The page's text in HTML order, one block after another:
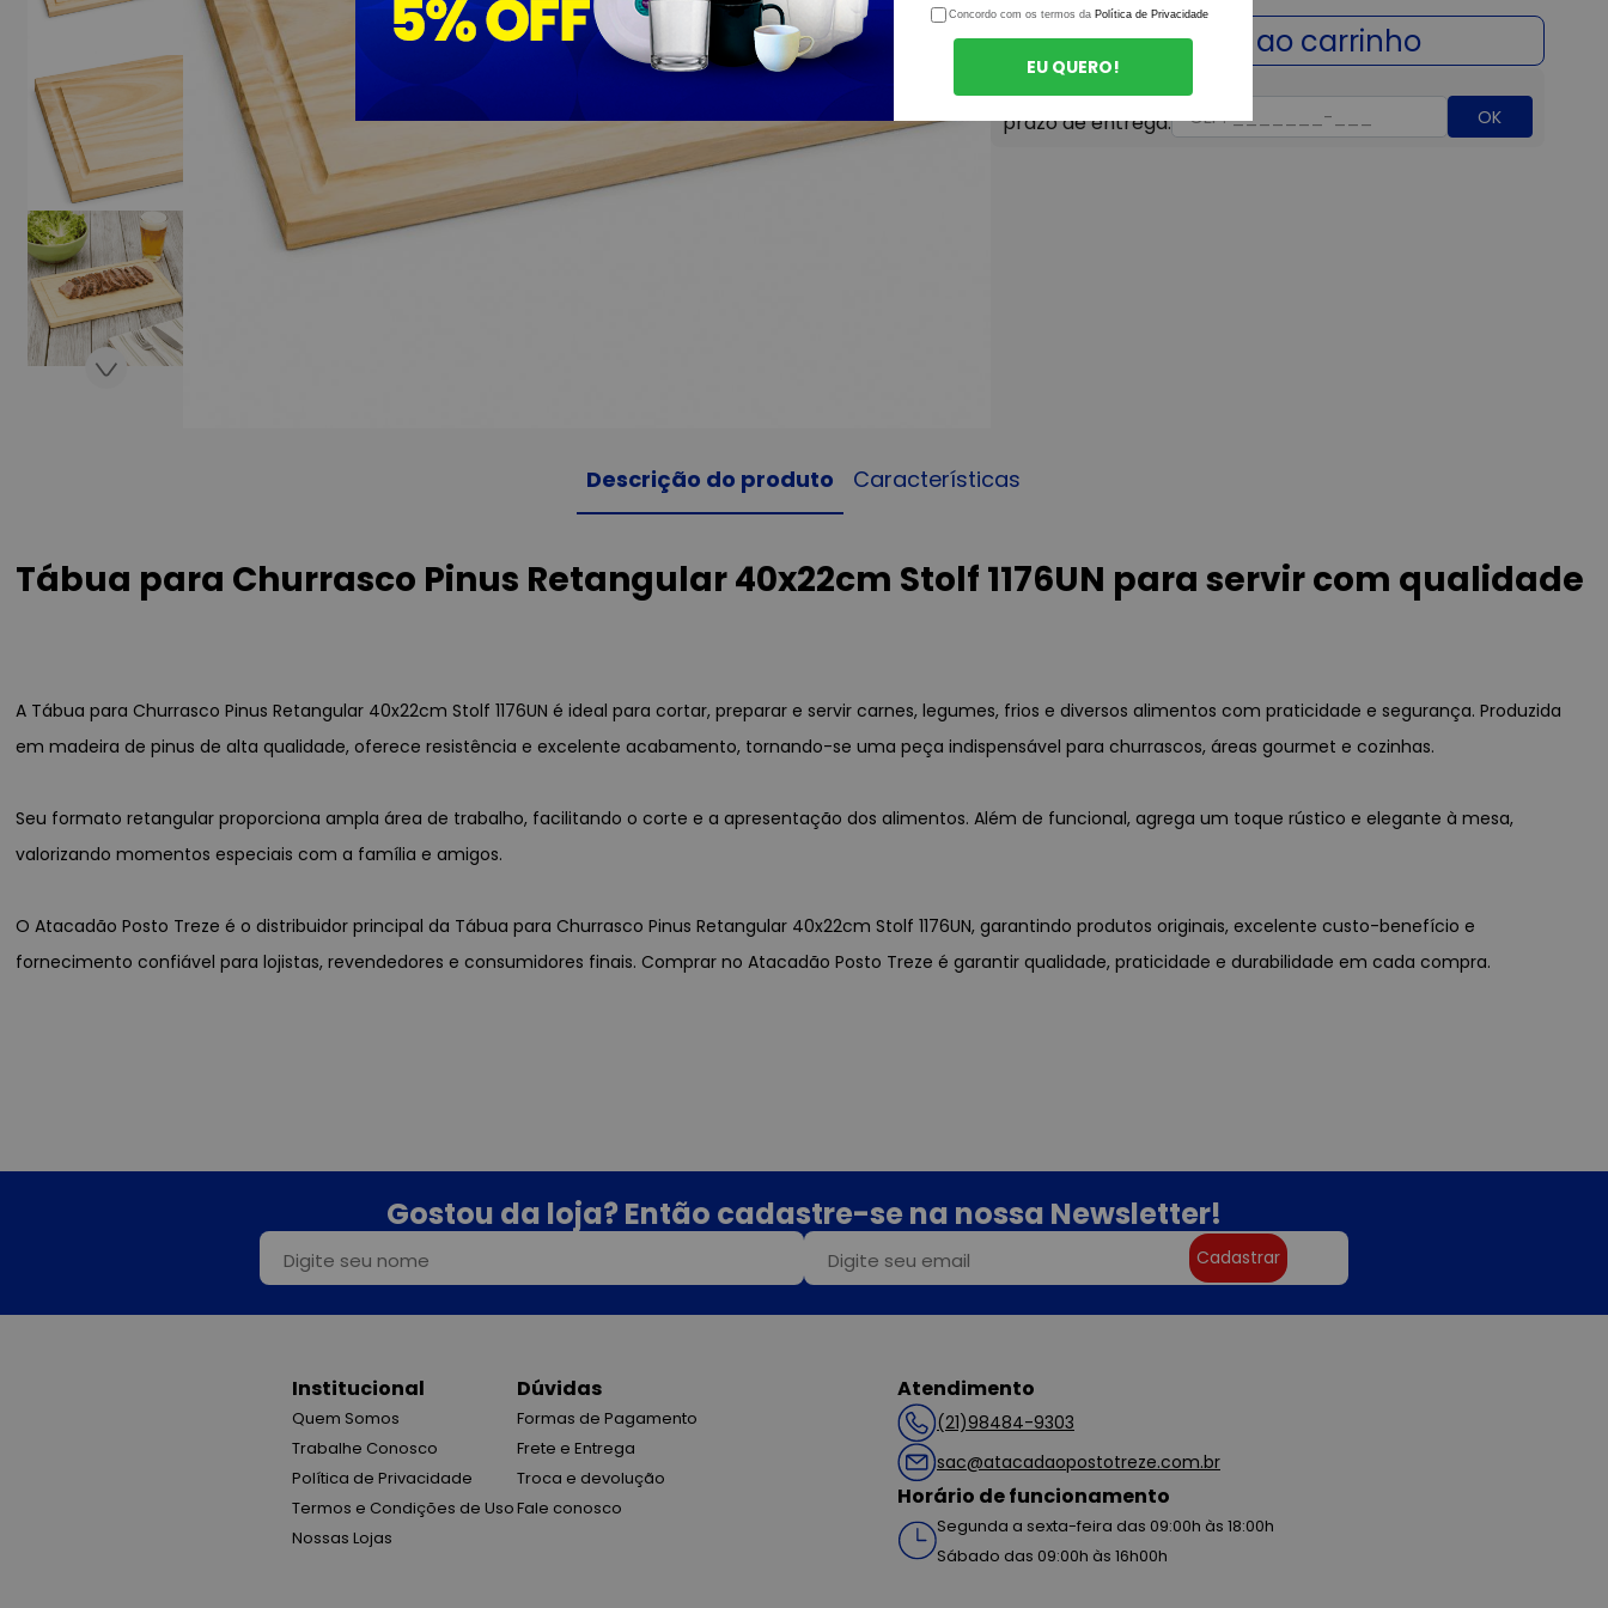
OK
Descrição do produto Características
Tábua para Churrasco Pinus Retangular 40x22cm Stolf 1176UN para servir com qualidade
A Tábua para Churrasco Pinus Retangular 40x22cm Stolf 1176UN é ideal para cortar, preparar e servir carnes, legumes, frios e diversos alimentos com praticidade e segurança. Produzida
em madeira de pinus de alta qualidade, oferece resistência e excelente acabamento, tornando-se uma peça indispensável para churrascos, áreas gourmet e cozinhas.
Seu formato retangular proporciona ampla área de trabalho, facilitando o corte e a apresentação dos alimentos. Além de funcional, agrega um toque rústico e elegante à mesa,
valorizando momentos especiais com a família e amigos.
O Atacadão Posto Treze é o distribuidor principal da Tábua para Churrasco Pinus Retangular 40x22cm Stolf 1176UN, garantindo produtos originais, excelente custo-benefício e
fornecimento confiável para lojistas, revendedores e consumidores finais. Comprar no Atacadão Posto Treze é garantir qualidade, praticidade e durabilidade em cada compra.
Gostou da loja? Então cadastre-se na nossa Newsletter!
Cadastrar
Institucional
Quem Somos
Trabalhe Conosco
Política de Privacidade
Termos e Condições de Uso
Nossas Lojas
Dúvidas
Formas de Pagamento
Frete e Entrega
Troca e devolução
Fale conosco
Atendimento
(21)98484-9303
sac@atacadaopostotreze.com.br
Horário de funcionamento
Segunda a sexta-feira das 09:00h às 18:00h
Sábado das 09:00h às 16h00h
Concordo com os termos da Política de Privacidade
EU QUERO!